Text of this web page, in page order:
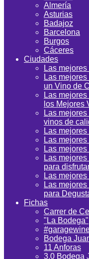
Almería
Asturias
Badajoz
Barcelona
Burgos
Cáceres
Ciudades
Las
Las
un Vino de
Las
los Mejores
Las
vinos de
Las
Las
Las
Las
para
Las
Las
para
Fichas
Carrer de
"La Bodega"
Bodega
11 Anforas
3.0 Bodega